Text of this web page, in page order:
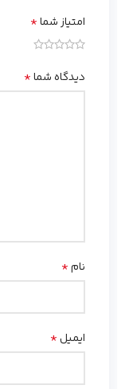
امتیاز شما*
دیدگاه شما*
نام*
ایمیل*